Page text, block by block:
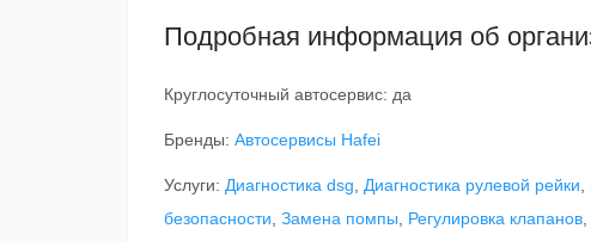
Подробная информация об
Круглосуточный автосервис: да
Бренды: Автосервисы Hafei
Услуги: Диагностика dsg Диагностика рулевой рейки
безопасности Замена помпы Регулировка клапанов